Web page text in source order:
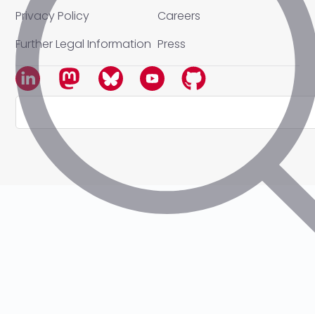
Privacy Policy
Further Legal Information
Careers
Press